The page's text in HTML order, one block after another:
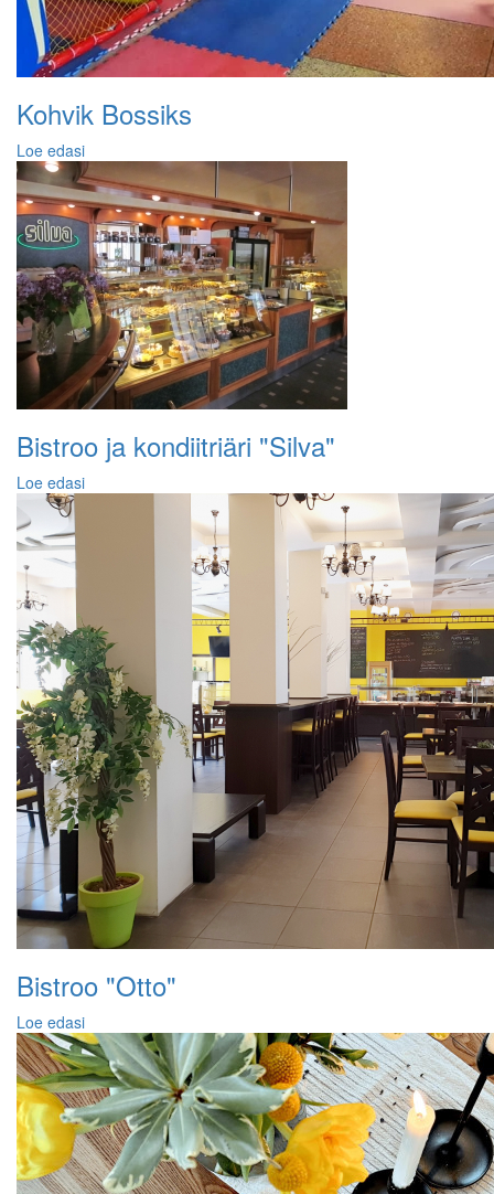
Kohvik Bossiks
Loe edasi
Bistroo ja kondiitriäri "Silva"
Loe edasi
Bistroo "Otto"
Loe edasi